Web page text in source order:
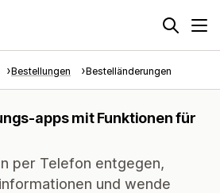
Bestellungen Bestelländerungen
apps mit Funktionen für
per Telefon entgegen,
und wende